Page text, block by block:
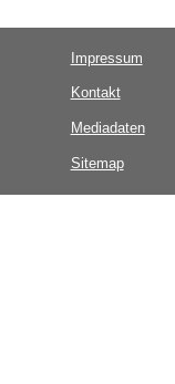
Impressum
Kontakt
Mediadaten
Sitemap